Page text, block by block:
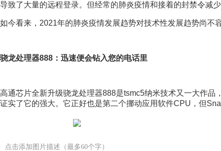
导致了大量的远程登录。但经常的肺炎疫情和接着的封禁令减
如今看来，2021年的肺炎疫情发展趋势对技术性发展趋势尚
骁龙处理器888：迅速便会钻入您的电话里
高通芯片全新升级骁龙处理器888是tsmc5纳米技术又一大作
证实了它的强大。它正好也是第二个挪动应用软件CPU，但
点击添加图片描述（最多60个字）